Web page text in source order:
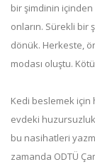
bir şimdinin
onların. Sürekli bir
dönük. Herkeste,
modası oluştu.
Kedi beslemek için
evdeki
bu nasihatleri
zamanda ODTÜ